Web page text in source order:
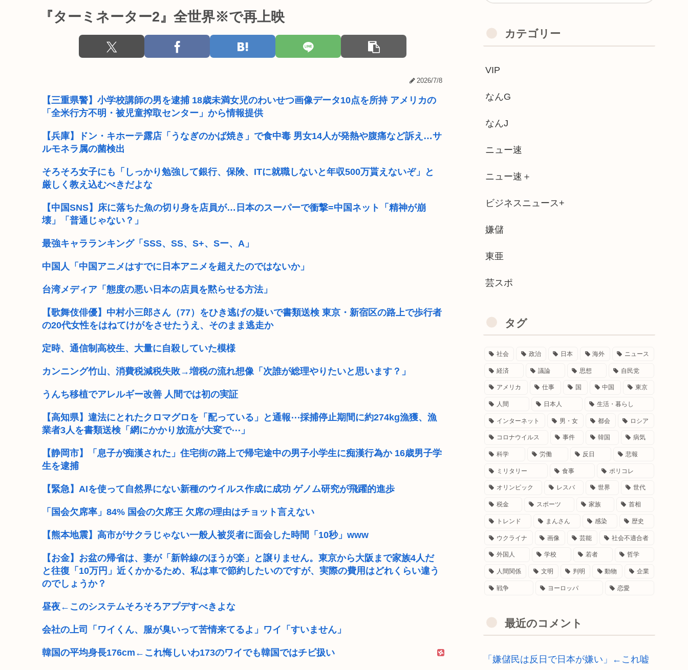
ネトウヨってもはや障がい者だよな
日本人、イオンに大行列…
女「ガルガル期はホルモンバランスの影響で仕方ないの」 男「ふ~ん...
トランプ「結局のところ(次期大統領選で)私たちはJ.D.(バンス...
「おっさんの自堕落な生活を美少女にやらせるアニメ」、増えすぎてフ...
韓国人「竹田恒泰とか36親等を養子に迎えるなら天皇の血を吸って産...
韓国サッカー協会、外国人審判員数十人に性的接待。羨ま死刑
B’z「重いマーシャル運んでた腰の痛みまだ覚えてるの」俺くん「マ...
なぜかネットで微妙に人気の伝説的CM『磯村建設』をリアルタイムで...
中学生「嫌儲では大卒が貧乏で、高卒が金持ちが多い 無能な大卒の集...
【画像】本田望結の妹、姉より暴力的なお乳をしてしまうwww
【画像】波乗りギャルメスガキが発見される ‍♀
スタンミ「ジャングリア行ってきたんだけどほんとーーーにおもんない...
スーパーの裏でヤニ吸う2人とかいうヤバすぎるアニメ
【ドッジ弾子】名前変わってよかったね 女の子キャラに付ける名前じ...
よく考えたら「SEX（セクロス）」が合法なのヤバすぎだろ
『ターミネーター2』全世界※で再上映
2026/7/8
【三重県警】小学校講師の男を逮捕 18歳未満女児のわいせつ画像データ10点を所持 アメリカの
「全米行方不明・被児童搾取センター」から情報提供
【兵庫】ドン・キホーテ露店「うなぎのかば焼き」で食中毒 男女14人が発熱や腹痛など訴え…サ
ルモネラ属の菌検出
そろそろ女子にも「しっかり勉強して銀行、保険、ITに就職しないと年収500万貰えないぞ」と
厳しく教え込むべきだよな
【中国SNS】床に落ちた魚の切り身を店員が…日本のスーパーで衝撃=中国ネット「精神が崩
壊」「普通じゃない？」
最強キャラランキング「SSS、SS、S+、Sー、A」
中国人「中国アニメはすでに日本アニメを超えたのではないか」
台湾メディア「態度の悪い日本の店員を黙らせる方法」
【歌舞伎俳優】中村小三郎さん（77）をひき逃げの疑いで書類送検 東京・新宿区の路上で歩行者
の20代女性をはねてけがをさせたうえ、そのまま逃走か
定時、通信制高校生、大量に自殺していた模様
カンニング竹山、消費税減税失敗→増税の流れ想像「次誰が総理やりたいと思います？」
うんち移植でアレルギー改善 人間では初の実証
【高知県】違法にとれたクロマグロを「配っている」と通報⋯採捕停止期間に約274kg漁獲、漁
業者3人を書類送検「網にかかり放流が大変で⋯」
【静岡市】「息子が痴漢された」住宅街の路上で帰宅途中の男子小学生に痴漢行為か 16歳男子学
生を逮捕
【緊急】AIを使って自然界にない新種のウイルス作成に成功 ゲノム研究が飛躍的進歩
「国会欠席率」84% 国会の欠席王 欠席の理由はチョット言えない
【熊本地震】高市がサクラじゃない一般人被災者に面会した時間「10秒」www
【お金】お盆の帰省は、妻が「新幹線のほうが楽」と譲りません。東京から大阪まで家族4人だ
と往復「10万円」近くかかるため、私は車で節約したいのですが、実際の費用はどれくらい違う
のでしょうか？
昼夜←このシステムそろそろアプデすべきよな
会社の上司「ワイくん、服が臭いって苦情来てるよ」ワイ「すいません」
韓国の平均身長176cm←これ悔しいわ173のワイでも韓国ではチビ扱い
カテゴリー
VIP
なんG
なんJ
ニュー速
ニュー速＋
ビジネスニュース+
嫌儲
東亜
芸スポ
タグ
社会 政治 日本 海外 ニュース
経済 議論 思想 自民党
アメリカ 仕事 国 中国 東京
人間 日本人 生活・暮らし
インターネット 男・女 都会 ロシア
コロナウイルス 事件 韓国 病気
科学 労働 反日 悲報
ミリタリー 食事 ポリコレ
オリンピック レスバ 世界 世代
税金 スポーツ 家族 首相
トレンド まんさん 感染 歴史
ウクライナ 画像 芸能 社会不適合者
外国人 学校 若者 哲学
人間関係 文明 判明 動物 企業
戦争 ヨーロッパ 恋愛
最近のコメント
「嫌儲民は反日で日本が嫌い」←これ嘘